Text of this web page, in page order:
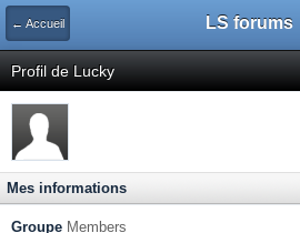
← Accueil LS forums
Profil de Lucky
Mes informations
Groupe Members